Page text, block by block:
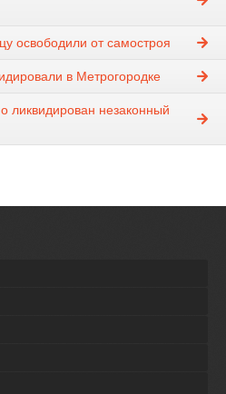
освободили от самостроя
в Метрогородке
незаконный